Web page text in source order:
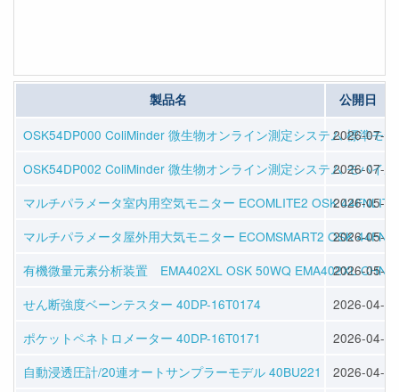
製品名 公開日
OSK54DP000 ColiMinder 微生物オンライン測定システム 標準モ
2026-07-08
OSK54DP002 ColiMinder 微生物オンライン測定システム モバイ
2026-07-08
マルチパラメータ室内用空気モニター ECOMLITE2 OSK2026-05-01
マルチパラメータ屋外用大気モニター ECOMSMART2 OSK2026-05-01
有機微量元素分析装置 EMA402XL OSK 50WQ EMA402XL CHNS
2026-05-01
せん断強度ベーンテスター 40DP-16T0174
2026-04-30
ポケットペネトロメーター 40DP-16T0171
2026-04-30
自動浸透圧計/20連オートサンプラーモデル 40BU221
2026-04-30